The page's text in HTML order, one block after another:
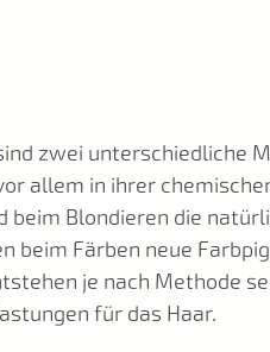
zwei unterschiedliche
allem in ihrer
beim Blondieren die
beim Färben neue
je nach Methode
für das Haar.